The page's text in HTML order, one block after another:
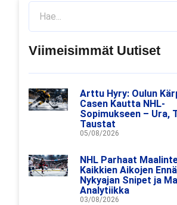
Viimeisimmät Uutiset
Arttu Hyry: Oulun
Casen Kautta NHL-
Sopimukseen – Ura,
Taustat
05/08/2026
NHL Parhaat
Kaikkien Aikojen
Nykyajan Snipet ja
Analytiikka
03/08/2026